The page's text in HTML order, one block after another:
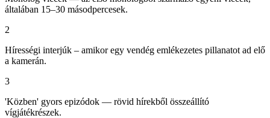
általában 15–30 másodpercesek.
2
Hírességi interjúk – amikor egy vendég emlékezetes pillanatot ad elő
a kamerán.
3
'Közben' gyors epizódok — rövid hírekből összeállító
vígjátékrészek.